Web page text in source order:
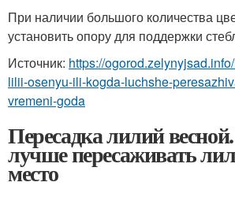
При наличии большого количества
установить опору для поддержки
Источник: https://
lilii-osenyu-ili-kogda-luchshe-
vremeni-goda
Пересадка лилий
лучше пересаживать
место